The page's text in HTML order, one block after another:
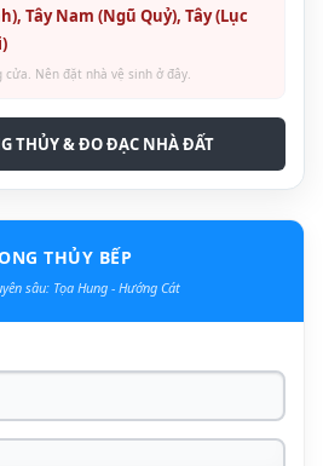
Tây Nam (Ngũ Quỷ), Tây (Lục
Nên đặt nhà vệ sinh ở đây.
THỦY & ĐO ĐẠC NHÀ ĐẤT
THỦY BẾP
sâu: Tọa Hung - Hướng Cát